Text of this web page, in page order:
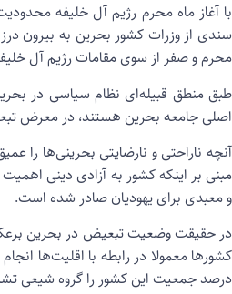
با آغاز ماه محرم رژیم آل خلیفه
سندی از وزرات کشور بحرین به بیرون
محرم و صفر از سوی مقامات رژیم آل
طبق منطق قبیله‌ای نظام سیاسی در
اصلی جامعه بحرین هستند، در معرض
آنچه ناراحتی و نارضایتی بحرینی‌ها را
مبنی بر اینکه کشور به آزادی دینی
و معبدی برای یهودیان صادر شده است.
در حقیقت وضعیت تبعیض در بحرین
درصد جمعیت این کشور را گروه شیعی